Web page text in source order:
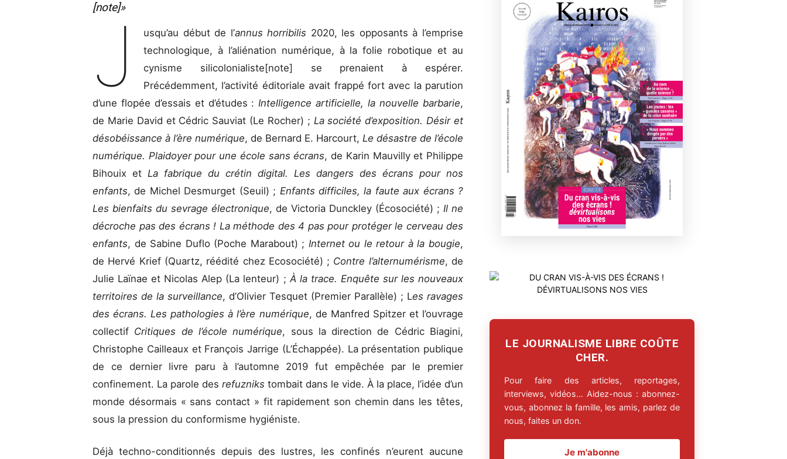
[note]»
J usqu’au début de l’annus horribilis 2020, les opposants à l’emprise
technologique, à l’aliénation numérique, à la folie robotique et au
cynisme silicolonialiste[note] se prenaient à espérer.
Précédemment, l’activité éditoriale avait frappé fort avec la parution
d’une flopée d’essais et d’études :Intelligence artificielle, la nouvelle barbarie,
de Marie David et Cédric Sauviat (Le Rocher) ; La société d’exposition. Désir et
désobéissance à l’ère numérique, de Bernard E. Harcourt, Le désastre de l’école
numérique. Plaidoyer pour une école sans écrans, de Karin Mauvilly et Philippe
Bihouix et La fabrique du crétin digital. Les dangers des écrans pour nos
enfants, de Michel Desmurget (Seuil) ; Enfants difficiles, la faute aux écrans ?
Les bienfaits du sevrage électronique, de Victoria Dunckley (Écosociété) ; Il ne
décroche pas des écrans ! La méthode des 4 pas pour protéger le cerveau des
enfants, de Sabine Duflo (Poche Marabout) ; Internet ou le retour à la bougie,
de Hervé Krief (Quartz, réédité chez Ecosociété) ; Contre l’alternumérisme, de
Julie Laïnae et Nicolas Alep (La lenteur) ;À la trace. Enquête sur les nouveaux
territoires de la surveillance, d’Olivier Tesquet (Premier Parallèle) ; Les ravages
des écrans. Les pathologies à l’ère numérique, de Manfred Spitzer et l’ouvrage
collectif Critiques de l’école numérique, sous la direction de Cédric Biagini,
Christophe Cailleaux et François Jarrige (L’Échappée). La présentation publique
de ce dernier livre paru à l’automne 2019 fut empêchée par le premier
confinement. La parole des refuzniks tombait dans le vide. À la place, l’idée d’un
monde désormais « sans contact » fit rapidement son chemin dans les têtes,
sous la pression du conformisme hygiéniste.
Déjà techno-conditionnés depuis des lustres, les confinés n’eurent aucune
LE JOURNALISME LIBRE COÛTE
CHER.
Pour faire des articles, reportages,
interviews, vidéos… Aidez-nous : abonnez-
vous, abonnez la famille, les amis, parlez de
nous, faites un don.
Je m'abonne